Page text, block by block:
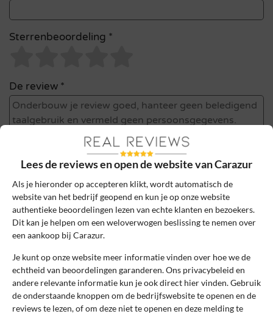
Sterrenbeoordeling *
De review *
Ik ga akkoord met de gebruikersvoorwaarden en het
privacybeleid door deze review te plaatsen. Ik verklaar ook dat
ik een daadwerkelijke ervaring heb met dit bedrijf.
Lees onscontrolebeleiden hoe wij zorgen dat reviews
authentiek zijn.
Lees de reviews en open de website van Carazur
Als je hieronder op accepteren klikt, wordt automatisch de
website van het bedrijf geopend en kun je op onze website
authentieke beoordelingen lezen van echte klanten en bezoekers.
Dit kan je helpen om een weloverwogen beslissing te nemen over
een aankoop bij Carazur.
Je kunt op onze website meer informatie vinden over hoe we de
echtheid van beoordelingen garanderen. Ons privacybeleid en
andere relevante informatie kun je ook direct hier vinden. Gebruik
de onderstaande knoppen om de bedrijfswebsite te openen en de
reviews te lezen, of om deze niet te openen en deze melding te